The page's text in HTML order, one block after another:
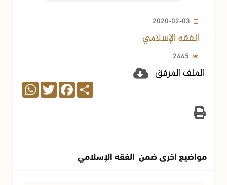
2020-02-03
الفقه الإسلامي
2465
الملف المرفق
Share
Facebook
Twitter
WhatsApp
مواضيع اخرى ضمن الفقه الإسلامي